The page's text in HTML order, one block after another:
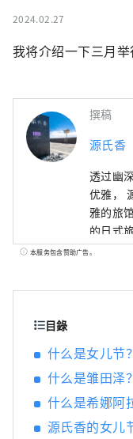
2024.02.27
我将介绍一下三月举
撰稿
源氏香
透过幽
优雅，
雅的旅
的日式
间和整
本服务包含赞助广告。
目錄
什么是女儿节？
什么是雏田泽？
什么是希娜阿
源氏香的女儿